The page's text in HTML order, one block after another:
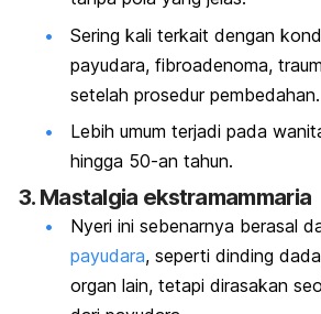
Sering kali terkait dengan
payudara, fibroadenoma,
setelah prosedur pembedahan.
Lebih umum terjadi pada
hingga 50-an tahun.
3. Mastalgia ekstramammaria
Nyeri ini sebenarnya berasal
payudara, seperti dinding
organ lain, tetapi dirasakan